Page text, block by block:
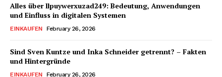
Alles über llpuywerxuzad249: Bedeutung, Anwendungen
und Einfluss in digitalen Systemen
EINKAUFEN February 26, 2026
Sind Sven Kuntze und Inka Schneider getrennt? – Fakten
und Hintergründe
EINKAUFEN February 26, 2026